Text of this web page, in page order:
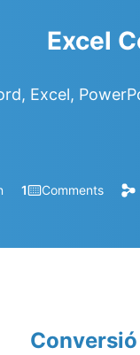
Excel
Excel,
1 Comments